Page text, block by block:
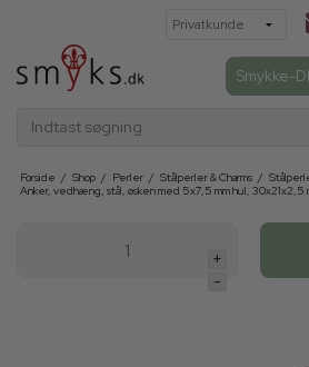
Smykke-
Indtast søgning
Forside / Shop / Perler / Stålperler & Charms /
Anker, vedhæng, stål, øsken med 5x7,5 mm hul, 30x21x2,5
+
-